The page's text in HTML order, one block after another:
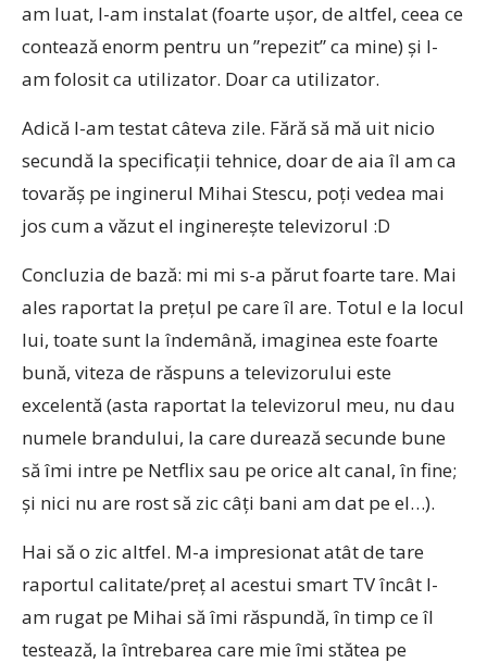
am luat, l-am instalat (foarte ușor, de altfel, ceea ce
contează enorm pentru un ”repezit” ca mine) și l-
am folosit ca utilizator. Doar ca utilizator.
Adică l-am testat câteva zile. Fără să mă uit nicio
secundă la specificații tehnice, doar de aia îl am ca
tovarăș pe inginerul Mihai Stescu, poți vedea mai
jos cum a văzut el inginerește televizorul :D
Concluzia de bază: mi mi s-a părut foarte tare. Mai
ales raportat la prețul pe care îl are. Totul e la locul
lui, toate sunt la îndemână, imaginea este foarte
bună, viteza de răspuns a televizorului este
excelentă (asta raportat la televizorul meu, nu dau
numele brandului, la care durează secunde bune
să îmi intre pe Netflix sau pe orice alt canal, în fine;
și nici nu are rost să zic câți bani am dat pe el…).
Hai să o zic altfel. M-a impresionat atât de tare
raportul calitate/preț al acestui smart TV încât l-
am rugat pe Mihai să îmi răspundă, în timp ce îl
testează, la întrebarea care mie îmi stătea pe